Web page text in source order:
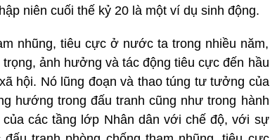
niên cuối thế kỷ 20 là một ví dụ sinh động.
nhũng, tiêu cực ở nước ta trong nhiều năm,
ảnh hưởng và tác động tiêu cực đến hầu
hội. Nó lũng đoạn và thao túng tư tưởng của
hướng trong đấu tranh cũng như trong hành
các tầng lớp Nhân dân với chế độ, với sự